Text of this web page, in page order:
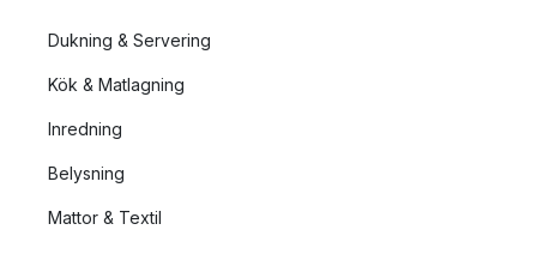
Dukning & Servering
Kök & Matlagning
Inredning
Belysning
Mattor & Textil